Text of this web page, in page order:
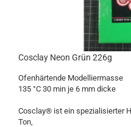
Cosclay Neon Grün 226g
Ofenhärtende Modelliermasse
135 °C 30 min je 6 mm dicke
Cosclay® ist ein spezialisierter
Ton,